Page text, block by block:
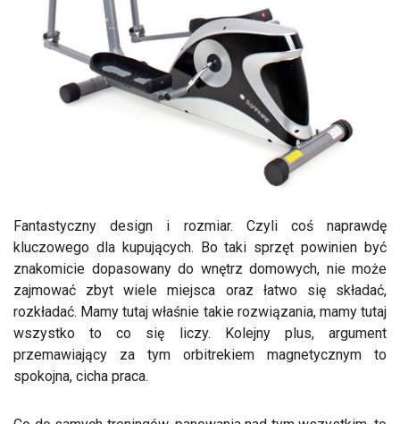
Fantastyczny design i rozmiar. Czyli coś naprawdę
kluczowego dla kupujących. Bo taki sprzęt powinien być
znakomicie dopasowany do wnętrz domowych, nie może
zajmować zbyt wiele miejsca oraz łatwo się składać,
rozkładać. Mamy tutaj właśnie takie rozwiązania, mamy tutaj
wszystko to co się liczy. Kolejny plus, argument
przemawiający za tym orbitrekiem magnetycznym to
spokojna, cicha praca.